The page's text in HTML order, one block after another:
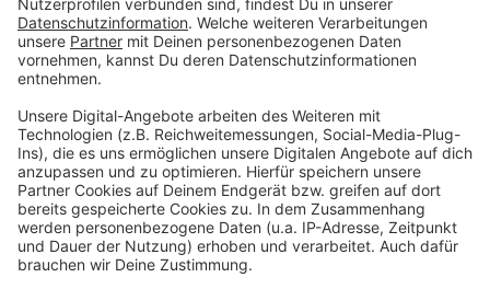
haben. Aus insgesamt 10 Themen dürfen sich die
jungen Abgeordneten zwei aussuchen, die dann in
Fraktionssitzungen, Ausschüssen, Experten-
Anhörungen und im Plenum beraten werden. "Wählen
ab 16, wie ist die Situation an meiner Schule, wie wäre
es mit einem kostenlosen ÖPNV-Ticket für
Jugendliche - das alles waren Themen, über die unter
anderem in den letzten Jahren diskutiert wurde",
erzählt Dagmar Hanses, jugendpolitische Sprecherin
der Grünen. "Die Ergebnisse, die die Jugendlichen zu
diesen Themen erarbeiten, gehen dann sogar auch